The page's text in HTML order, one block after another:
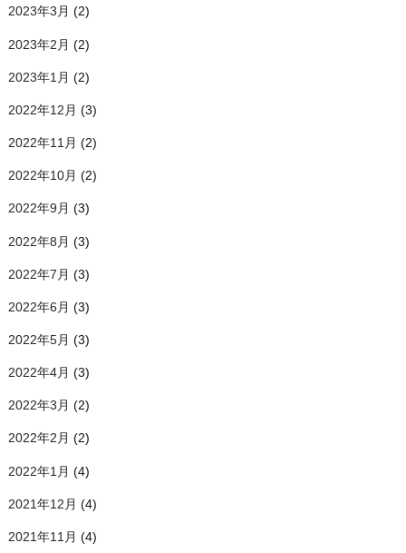
2023年3月 (2)
2023年2月 (2)
2023年1月 (2)
2022年12月 (3)
2022年11月 (2)
2022年10月 (2)
2022年9月 (3)
2022年8月 (3)
2022年7月 (3)
2022年6月 (3)
2022年5月 (3)
2022年4月 (3)
2022年3月 (2)
2022年2月 (2)
2022年1月 (4)
2021年12月 (4)
2021年11月 (4)